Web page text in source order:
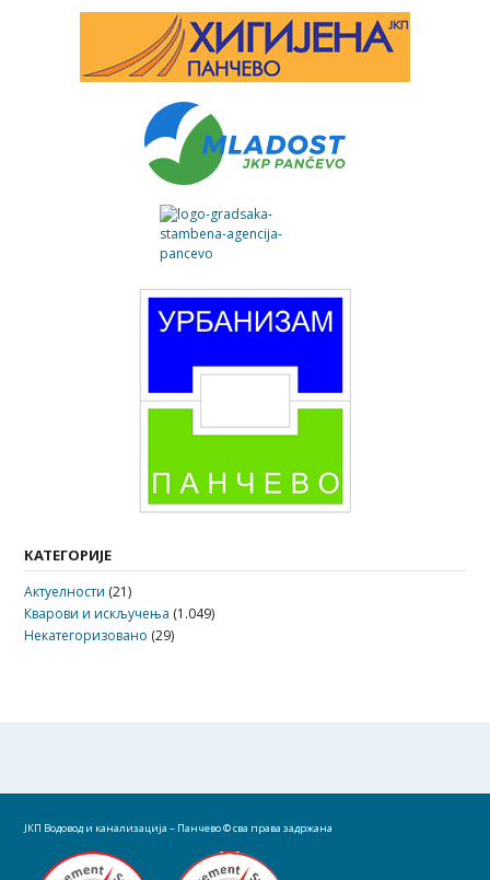
КАТЕГОРИЈЕ
Актуелности (21)
Кварови и искључења (1.049)
Некатегоризовано (29)
ЈКП Водовод и канализација – Панчево© сва права задржана